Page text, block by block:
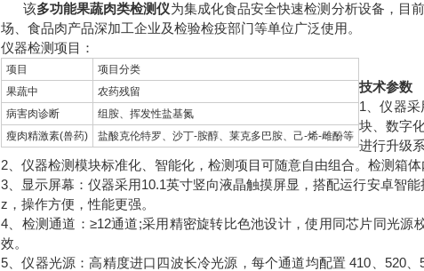
该多功能果蔬肉类检测仪为集成化食品安全快速检测分析设备，目
场、食品肉产品深加工企业及检验检疫部门等单位广泛使用。
仪器检测项目：
项目
项目分类
果蔬中
农药残留
病害肉诊断
组胺、挥发性盐基氮
瘦肉精激素(兽药)
盐酸克伦特罗、沙丁-胺醇、莱克多巴胺、己-烯-雌酚等
技术参数
1、仪器
块、数字
进行升级系
2、仪器检测模块标准化、智能化，检测项目可随意自由组合。检测箱
3、显示屏幕：仪器采用10.1英寸竖向液晶触摸屏显，搭配运行安卓智
z，操作方便，性能更强。
4、检测通道：≥12通道;采用精密旋转比色池设计，使用同芯片同光
效。
5、仪器光源：高精度进口四波长冷光源，每个通道均配置 410、520